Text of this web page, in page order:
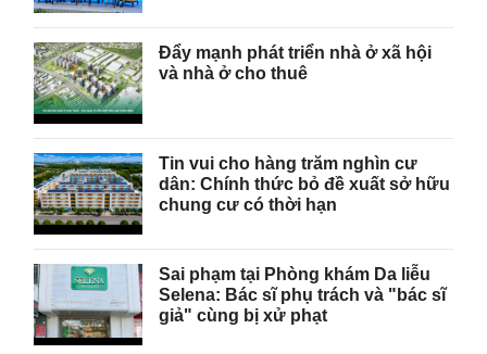
Đẩy mạnh phát triển nhà ở xã hội
và nhà ở cho thuê
Tin vui cho hàng trăm nghìn cư
dân: Chính thức bỏ đề xuất sở hữu
chung cư có thời hạn
Sai phạm tại Phòng khám Da liễu
Selena: Bác sĩ phụ trách và "bác sĩ
giả" cùng bị xử phạt